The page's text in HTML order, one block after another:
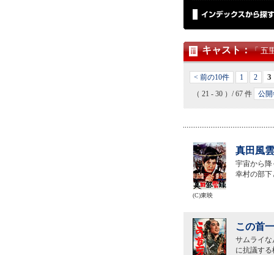
キャスト：「 五
< 前の10件 1 2 3
（ 21 - 30 ）/ 67 件
公
真田風
宇宙から
幸村の部下
(C)東映
この首
サムライ
に抗議す